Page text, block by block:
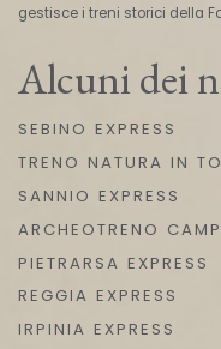
gestisce i treni storici della
Alcuni dei
SEBINO EXPRESS
TRENO NATURA IN
SANNIO EXPRESS
ARCHEOTRENO
PIETRARSA EXPRESS
REGGIA EXPRESS
IRPINIA EXPRESS